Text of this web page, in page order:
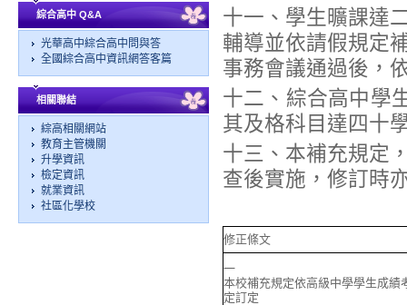
綜合高中 Q&A
光華高中綜合高中問與答
全國綜合高中資訊網答客篇
相關聯結
綜高相關網站
教育主管機關
升學資訊
檢定資訊
就業資訊
社區化學校
十一、學生曠課達
輔導並依請假規定
事務會議通過後，
十二、綜合高中學
其及格科目達四十
十三、本補充規定
查後實施，修訂時
修正條文
一
本校補充規定依高級中學學生成績
定訂定